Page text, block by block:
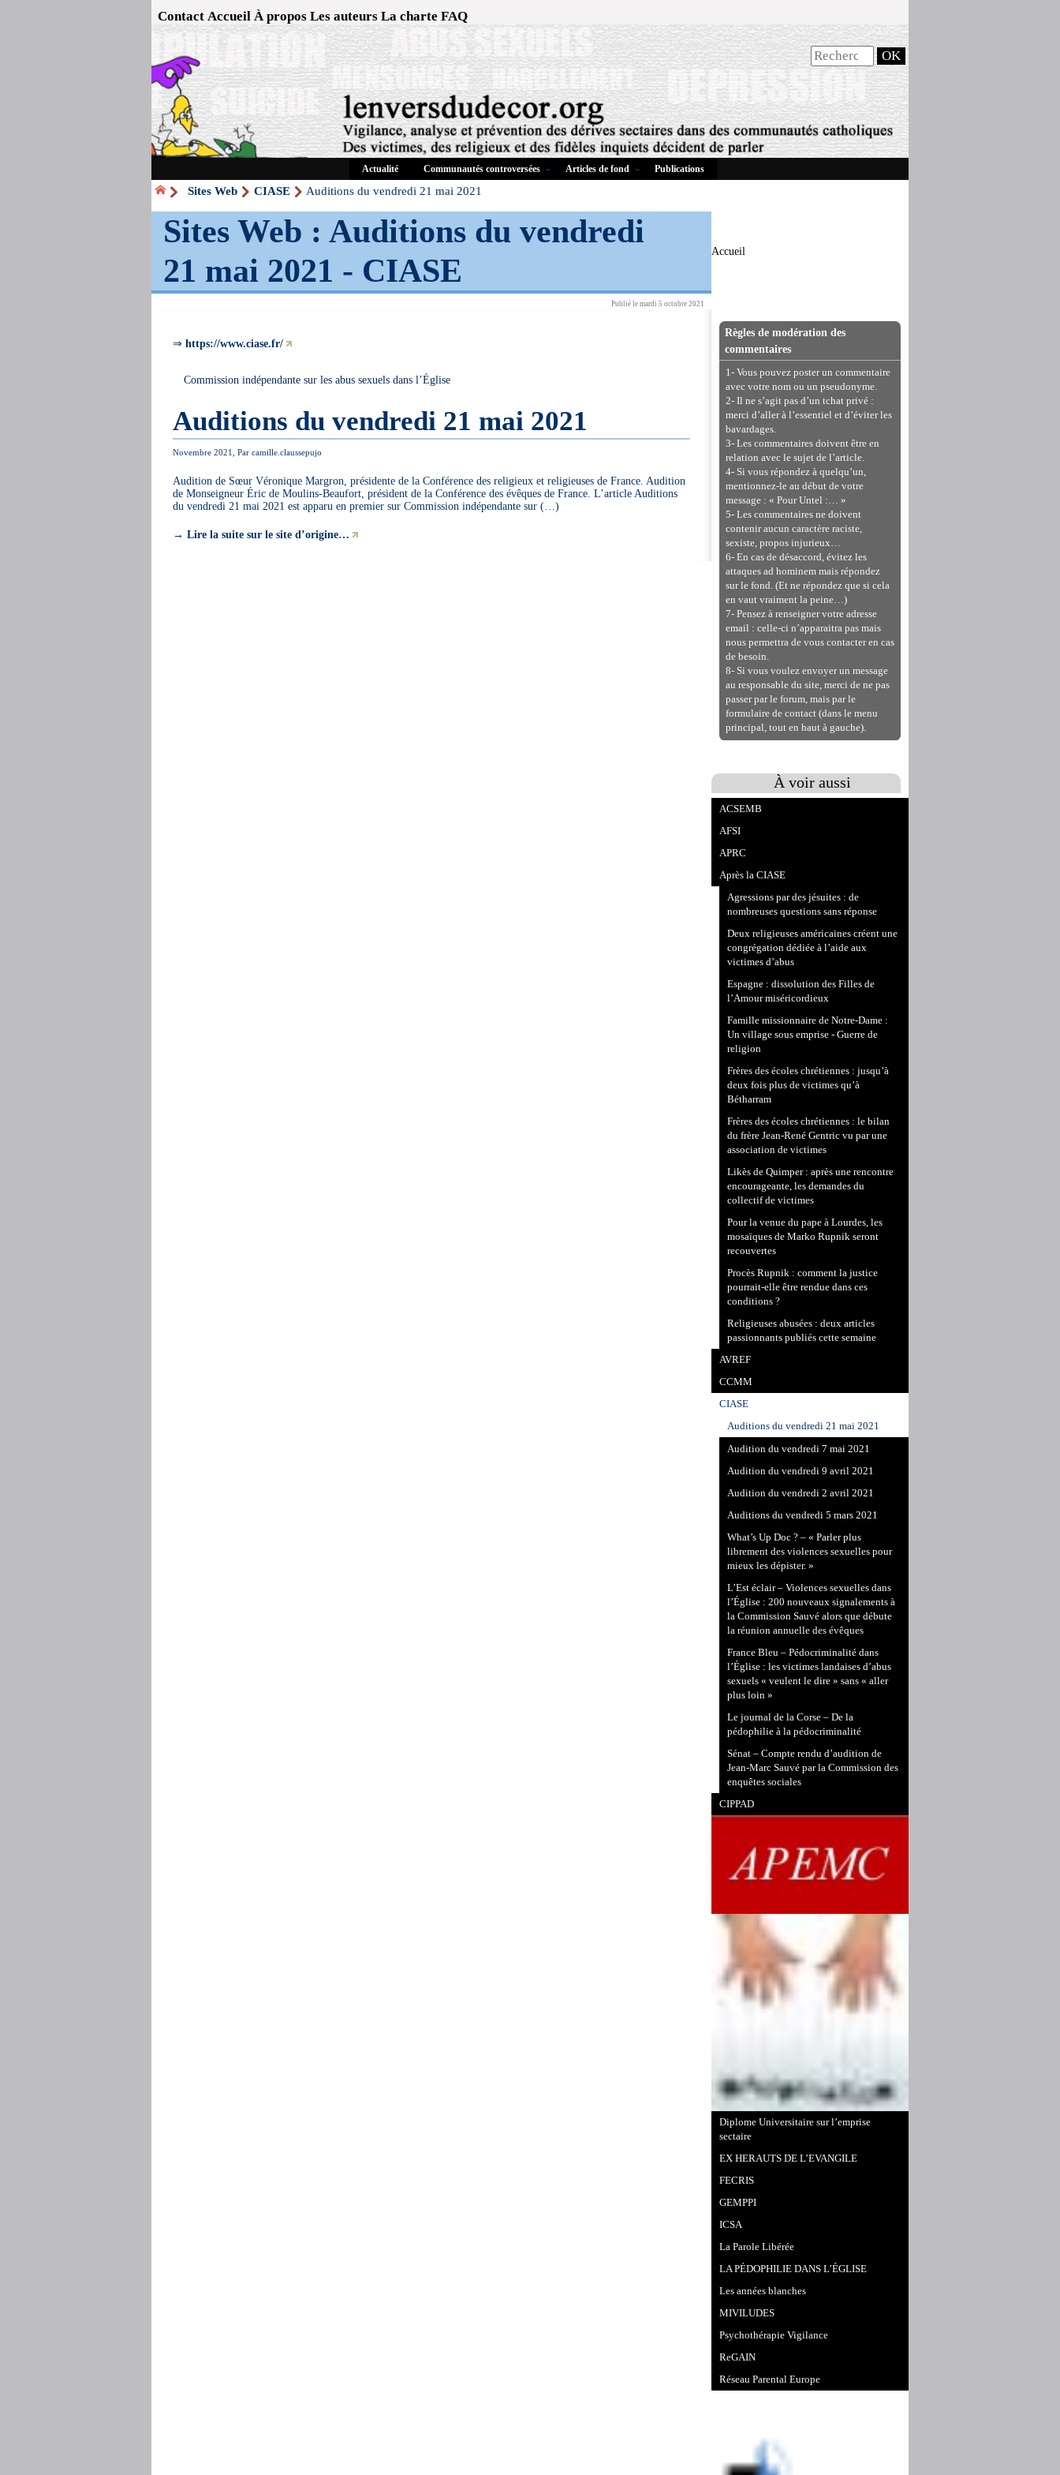
Contact Accueil À propos Les auteurs La charte FAQ
Actualité Communautés controversées Articles de fond Publications
Sites Web CIASE Auditions du vendredi 21 mai 2021
Sites Web : Auditions du vendredi
21 mai 2021 - CIASE
Publié le mardi 5 octobre 2021
⇒ https://www.ciase.fr/
Commission indépendante sur les abus sexuels dans l’Église
Auditions du vendredi 21 mai 2021
Novembre 2021, Par camille.claussepujo
Audition de Sœur Véronique Margron, présidente de la Conférence des religieux et religieuses de France. Audition
de Monseigneur Éric de Moulins-Beaufort, président de la Conférence des évêques de France. L’article Auditions
du vendredi 21 mai 2021 est apparu en premier sur Commission indépendante sur (…)
→ Lire la suite sur le site d’origine…
Accueil
Règles de modération des
commentaires
1- Vous pouvez poster un commentaire
avec votre nom ou un pseudonyme.
2- Il ne s’agit pas d’un tchat privé :
merci d’aller à l’essentiel et d’éviter les
bavardages.
3- Les commentaires doivent être en
relation avec le sujet de l’article.
4- Si vous répondez à quelqu’un,
mentionnez-le au début de votre
message : « Pour Untel :… »
5- Les commentaires ne doivent
contenir aucun caractère raciste,
sexiste, propos injurieux…
6- En cas de désaccord, évitez les
attaques ad hominem mais répondez
sur le fond. (Et ne répondez que si cela
en vaut vraiment la peine…)
7- Pensez à renseigner votre adresse
email : celle-ci n’apparaitra pas mais
nous permettra de vous contacter en cas
de besoin.
8- Si vous voulez envoyer un message
au responsable du site, merci de ne pas
passer par le forum, mais par le
formulaire de contact (dans le menu
principal, tout en haut à gauche).
À voir aussi
ACSEMB
AFSI
APRC
Après la CIASE
Agressions par des jésuites : de
nombreuses questions sans réponse
Deux religieuses américaines créent une
congrégation dédiée à l’aide aux
victimes d’abus
Espagne : dissolution des Filles de
l’Amour miséricordieux
Famille missionnaire de Notre-Dame :
Un village sous emprise - Guerre de
religion
Frères des écoles chrétiennes : jusqu’à
deux fois plus de victimes qu’à
Bétharram
Frères des écoles chrétiennes : le bilan
du frère Jean-René Gentric vu par une
association de victimes
Likès de Quimper : après une rencontre
encourageante, les demandes du
collectif de victimes
Pour la venue du pape à Lourdes, les
mosaïques de Marko Rupnik seront
recouvertes
Procès Rupnik : comment la justice
pourrait-elle être rendue dans ces
conditions ?
Religieuses abusées : deux articles
passionnants publiés cette semaine
AVREF
CCMM
CIASE
Auditions du vendredi 21 mai 2021
Audition du vendredi 7 mai 2021
Audition du vendredi 9 avril 2021
Audition du vendredi 2 avril 2021
Auditions du vendredi 5 mars 2021
What’s Up Doc ? – « Parler plus
librement des violences sexuelles pour
mieux les dépister. »
L’Est éclair – Violences sexuelles dans
l’Église : 200 nouveaux signalements à
la Commission Sauvé alors que débute
la réunion annuelle des évêques
France Bleu – Pédocriminalité dans
l’Église : les victimes landaises d’abus
sexuels « veulent le dire » sans « aller
plus loin »
Le journal de la Corse – De la
pédophilie à la pédocriminalité
Sénat – Compte rendu d’audition de
Jean-Marc Sauvé par la Commission des
enquêtes sociales
CIPPAD
Diplome Universitaire sur l’emprise
sectaire
EX HERAUTS DE L’EVANGILE
FECRIS
GEMPPI
ICSA
La Parole Libérée
LA PÉDOPHILIE DANS L’ÉGLISE
Les années blanches
MIVILUDES
Psychothérapie Vigilance
ReGAIN
Réseau Parental Europe